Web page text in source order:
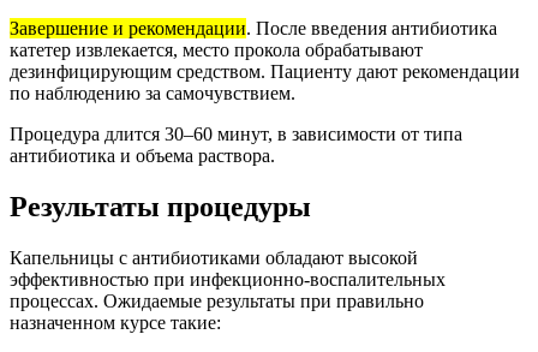
Завершение и рекомендации. После введения антибиотика
катетер извлекается, место прокола обрабатывают
дезинфицирующим средством. Пациенту дают рекомендации
по наблюдению за самочувствием.
Процедура длится 30–60 минут, в зависимости от типа
антибиотика и объема раствора.
Результаты процедуры
Капельницы с антибиотиками обладают высокой
эффективностью при инфекционно-воспалительных
процессах. Ожидаемые результаты при правильно
назначенном курсе такие: